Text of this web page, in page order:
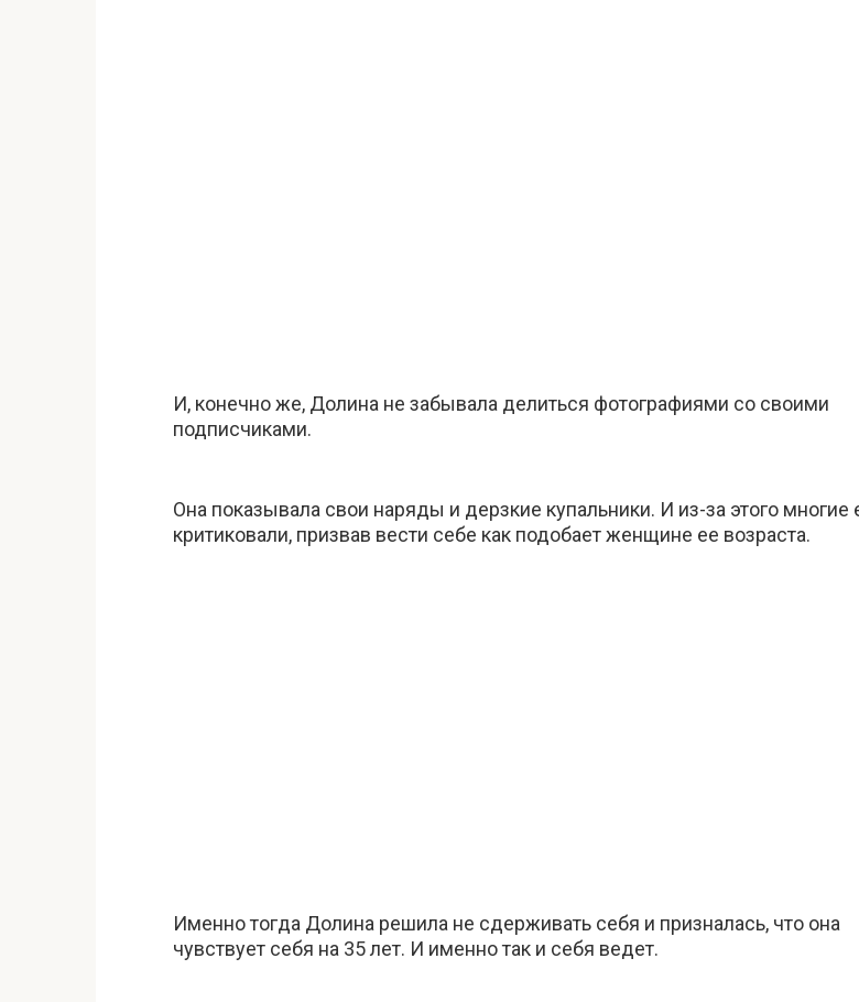
И, конечно же, Долина не забывала делиться фотографиями со своими
подписчиками.
Она показывала свои наряды и дерзкие купальники. И из-за этого многие
критиковали, призвав вести себе как подобает женщине ее возраста.
Именно тогда Долина решила не сдерживать себя и призналась, что она
чувствует себя на 35 лет. И именно так и себя ведет.